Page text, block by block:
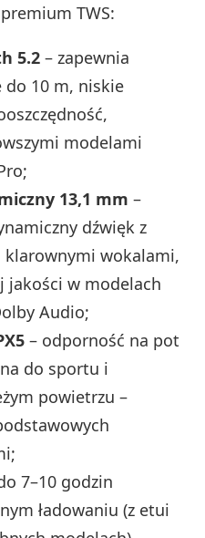
TWS:
5.2 – zapewnia
do 10 m, niskie
modelami
13,1 mm –
dźwięk z
klarownymi wokalami,
jakości w modelach
Audio;
– odporność na pot
do sportu i
powietrzu –
7–10 godzin
ładowaniu (z etui